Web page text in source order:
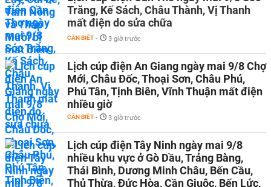
Trăng, Kế Sách, Châu Thành, Vị Thanh
mất điện do sửa chữa
CẦN BIẾT - 3 giờ trước
Lịch cúp điện An Giang ngày mai 9/8 Chợ
Mới, Châu Đốc, Thoại Sơn, Châu Phú,
Phú Tân, Tịnh Biên, Vĩnh Thuận mất điện
nhiều giờ
CẦN BIẾT - 3 giờ trước
Lịch cúp điện Tây Ninh ngày mai 9/8
nhiều khu vực ở Gò Dầu, Trảng Bàng,
Thái Bình, Dương Minh Châu, Bến Cầu,
Thủ Thừa, Đức Hòa, Cần Giuộc, Bến Lức,